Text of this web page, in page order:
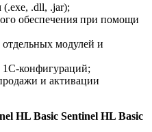
.dll, .jar);
обеспечения при помощи
модулей и
1С-конфигураций;
и активации
HL Basic Sentinel HL Basic